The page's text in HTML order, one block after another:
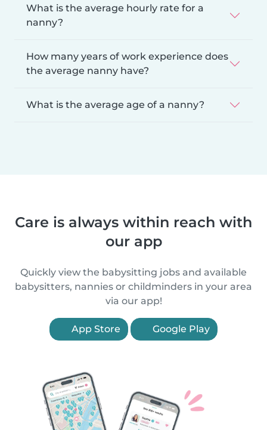
What is the average hourly rate for a
nanny?
How many years of work experience does
the average nanny have?
What is the average age of a nanny?
Care is always within reach with
our app
Quickly view the babysitting jobs and available
babysitters, nannies or childminders in your area
via our app!
App Store Google Play